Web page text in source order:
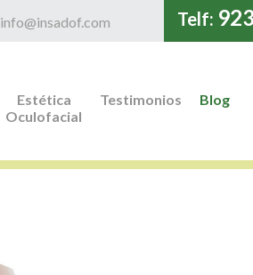
info@insadof.com Telf:
Estética
Oculofacial
Testimonios Blog